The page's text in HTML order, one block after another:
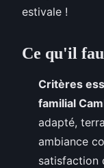
estivale !
Ce qu'il
Critères
familial
adapté,
ambiance
satisfaction